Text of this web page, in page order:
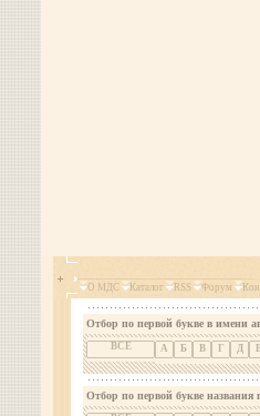
О МДС Каталог RSS Форум
Отбор по первой букве в имени
ВСЕ А Б В Г Д
Отбор по первой букве названия